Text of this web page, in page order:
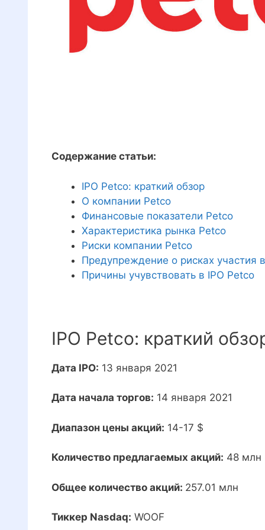
Содержание статьи:
IPO Petco: краткий обзор
О компании Petco
Финансовые показатели Petco
Характеристика рынка Petco
Риски компании Petco
Предупреждение о рисках участия
Причины учувствовать в IPO Petco
IPO Petco: краткий
Дата IPO: 13 января 2021
Дата начала торгов: 14 января 2021
Диапазон цены акций: 14-17 $
Количество предлагаемых акций: 48 млн
Общее количество акций: 257.01 млн
Тиккер Nasdaq: WOOF